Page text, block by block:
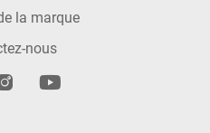
la marque
nous